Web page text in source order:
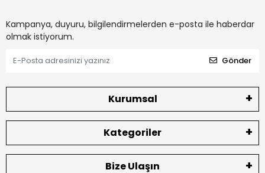
Kampanya, duyuru, bilgilendirmelerden e-posta ile haberdar
olmak istiyorum.
Gönder
Kurumsal
Kategoriler
Bize Ulaşın